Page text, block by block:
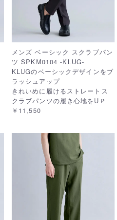
メンズ ベーシック スクラブパン
ツ SPKM0104 -KLUG-
KLUGのベーシックデザインをブ
ラッシュアップ
きれいめに履けるストレートス
クラブパンツの履き心地をUＰ
￥11,550